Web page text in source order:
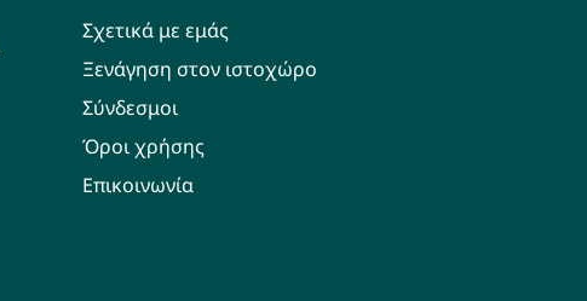
Σχετικά με εμάς
Ξενάγηση στον ιστοχώρο
Σύνδεσμοι
Όροι χρήσης
Επικοινωνία